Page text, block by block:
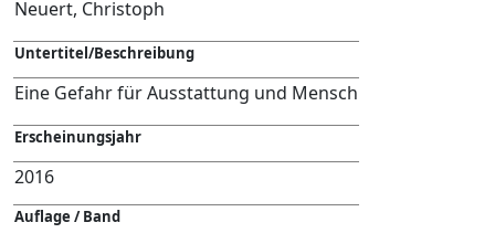
Neuert, Christoph
Untertitel/Beschreibung
Eine Gefahr für Ausstattung und Mensch
Erscheinungsjahr
2016
Auflage / Band